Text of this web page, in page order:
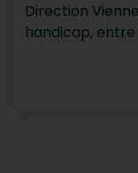
Direction
handicap,